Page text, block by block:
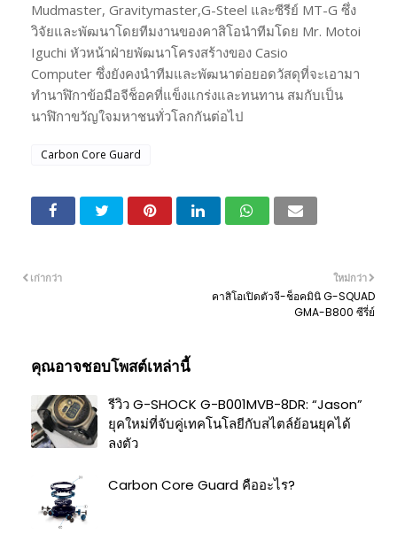
Mudmaster, Gravitymaster,G-Steel และซีรีย์ MT-G ซึ่ง
วิจัยและพัฒนาโดยทีมงานของคาสิโอนำทีมโดย Mr. Motoi
Iguchi หัวหน้าฝ่ายพัฒนาโครงสร้างของ Casio
Computer ซึ่งยังคงนำทีมและพัฒนาต่อยอดวัสดุที่จะเอามา
ทำนาฬิกาข้อมือจีช็อคที่แข็งแกร่งและทนทาน สมกับเป็น
นาฬิกาขวัญใจมหาชนทั่วโลกกันต่อไป
Carbon Core Guard
ใหม่กว่า
คาสิโอเปิดตัวจี-ช็อคมินิ G-SQUAD
GMA-B800 ซีรี่ย์
เก่ากว่า
คุณอาจชอบโพสต์เหล่านี้
รีวิว G-SHOCK G-B001MVB-8DR: “Jason”
ยุคใหม่ที่จับคู่เทคโนโลยีกับสไตล์ย้อนยุคได้
ลงตัว
Carbon Core Guard คืออะไร?